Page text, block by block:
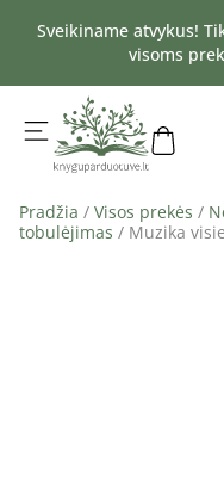
Sveikiname atvykus!
visoms
Pradžia / Visos prekės /
tobulėjimas / Muzika